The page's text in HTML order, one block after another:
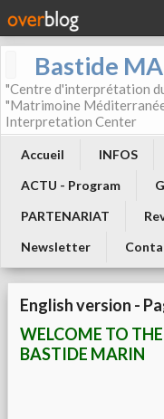
Bastide
"Centre d'interprétation
"Matrimoine
Interpretation Center
Accueil INFOS
ACTU - Program
PARTENARIAT
Newsletter
English version -
WELCOME TO THE
BASTIDE MARIN